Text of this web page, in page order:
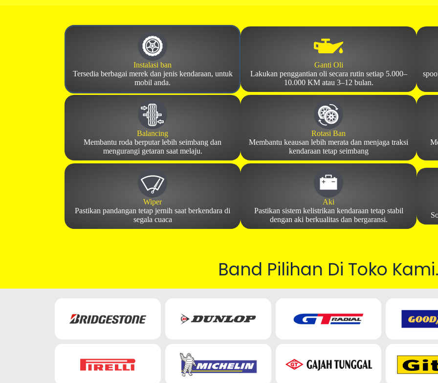
Instalasi ban
Tersedia berbagai merek dan jenis kendaraan, untuk
mobil anda.
Ganti Oli
Lakukan penggantian oli secara rutin setiap 5.000–
10.000 KM atau 3–12 bulan.
Balancing
Membantu roda berputar lebih seimbang dan
mengurangi getaran saat melaju.
Rotasi Ban
Membantu keausan lebih merata dan menjaga traksi
kendaraan tetap seimbang
Wiper
Pastikan pandangan tetap jernih saat berkendara di
segala cuaca
Aki
Pastikan sistem kelistrikan kendaraan tetap stabil
dengan aki berkualitas dan bergaransi.
Band Pilihan Di Toko